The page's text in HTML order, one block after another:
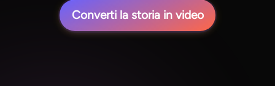
Converti la storia in video